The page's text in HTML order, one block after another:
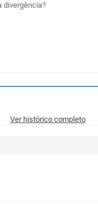
divergência?
Ver histórico completo